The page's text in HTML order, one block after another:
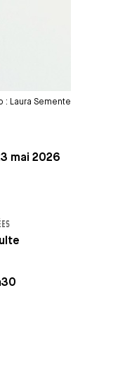
: Laura Semente
mai 2026